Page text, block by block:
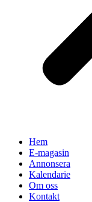
Hem
E-magasin
Annonsera
Kalendarie
Om oss
Kontakt